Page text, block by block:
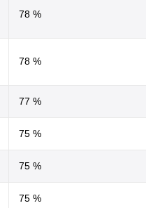
78 %
78 %
77 %
75 %
75 %
75 %